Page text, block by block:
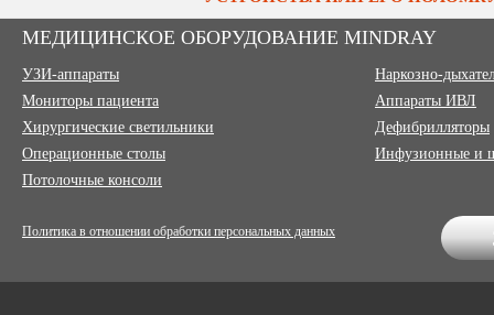
МЕДИЦИНСКОЕ ОБОРУДОВАНИЕ MINDRAY
УЗИ-аппараты
Мониторы пациента
Хирургические светильники
Операционные столы
Потолочные консоли
Наркозно-
Аппараты ИВЛ
Дефибрилляторы
Инфузионные и
Политика в отношении обработки персональных данных